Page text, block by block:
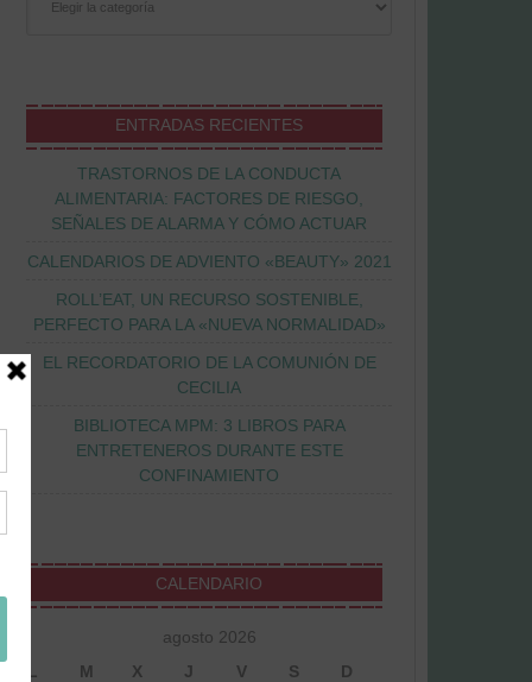
ENTRADAS RECIENTES
TRASTORNOS DE LA CONDUCTA
ALIMENTARIA: FACTORES DE RIESGO,
SEÑALES DE ALARMA Y CÓMO ACTUAR
CALENDARIOS DE ADVIENTO «BEAUTY» 2021
ROLL’EAT, UN RECURSO SOSTENIBLE,
PERFECTO PARA LA «NUEVA NORMALIDAD»
EL RECORDATORIO DE LA COMUNIÓN DE
CECILIA
BIBLIOTECA MPM: 3 LIBROS PARA
ENTRETENEROS DURANTE ESTE
CONFINAMIENTO
CALENDARIO
agosto 2026
M X J V S D